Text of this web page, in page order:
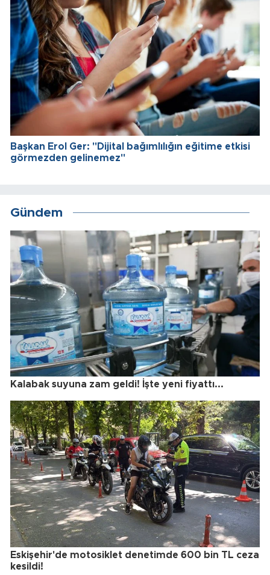
Başkan Erol Ger: "Dijital bağımlılığın eğitime etkisi
görmezden gelinemez"
Gündem
Kalabak suyuna zam geldi! İşte yeni fiyattı...
Eskişehir'de motosiklet denetimde 600 bin TL ceza
kesildi!